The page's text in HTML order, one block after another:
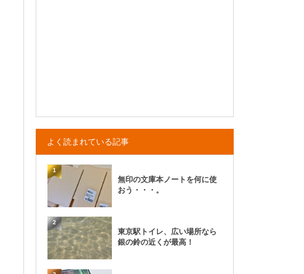
よく読まれている記事
1
無印の文庫本ノートを何に使
おう・・・。
2
東京駅トイレ、広い場所なら
銀の鈴の近くが最高！